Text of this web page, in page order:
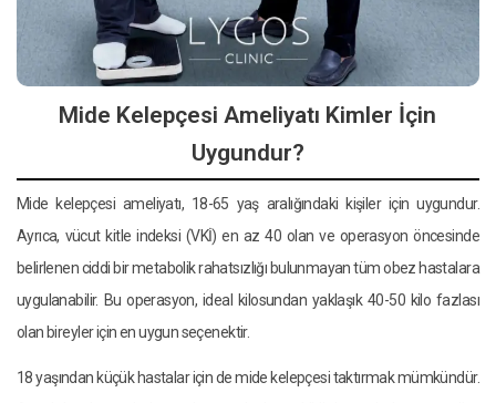
Mide Kelepçesi Ameliyatı Kimler İçin
Uygundur?
Mide kelepçesi ameliyatı, 18-65 yaş aralığındaki kişiler için uygundur.
Ayrıca, vücut kitle indeksi (VKİ) en az 40 olan ve operasyon öncesinde
belirlenen ciddi bir metabolik rahatsızlığı bulunmayan tüm obez hastalara
uygulanabilir. Bu operasyon, ideal kilosundan yaklaşık 40-50 kilo fazlası
olan bireyler için en uygun seçenektir.
18 yaşından küçük hastalar için de mide kelepçesi taktırmak mümkündür.